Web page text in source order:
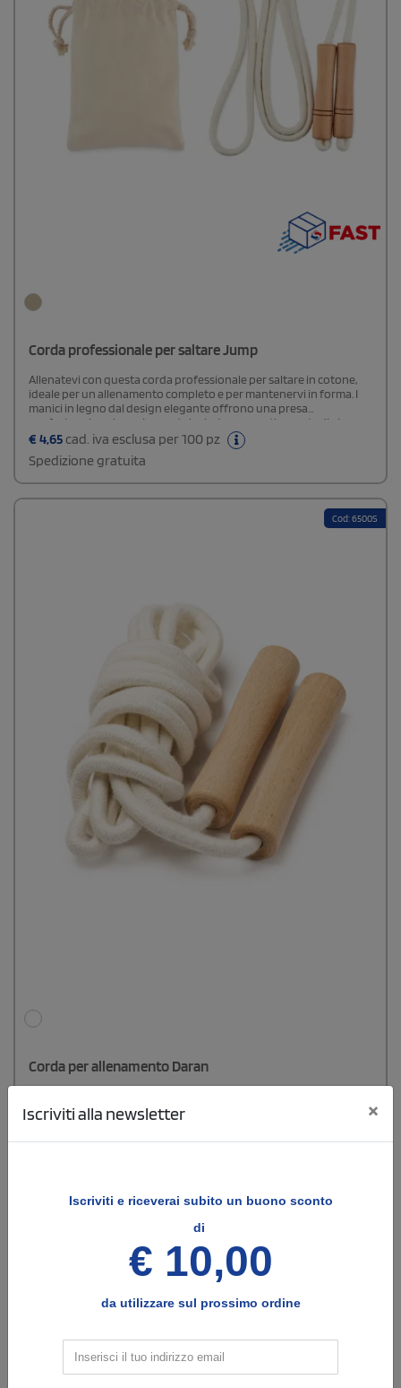
Corda professionale per saltare Jump
Allenatevi con questa corda professionale per saltare in cotone,
ideale per un allenamento completo e per mantenervi in forma. I
manici in legno dal design elegante offrono una presa
confortevole e sicura. La corda include una pratica custodia in
cotone, perfetta per conservarla e trasportarla ovunque.
€ 4,65 cad. iva esclusa per 100 pz
Spedizione gratuita
Cod: 6500S
Corda per allenamento Daran
sacchetto cotone.
Iscriviti alla newsletter ×
Iscriviti e riceverai subito un buono sconto
di
€ 10,00
da utilizzare sul prossimo ordine